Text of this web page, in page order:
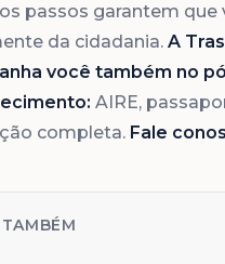
passos garantem que
da cidadania. A
você também no
AIRE,
completa. Fale